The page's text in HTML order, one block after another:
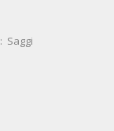
Saggi